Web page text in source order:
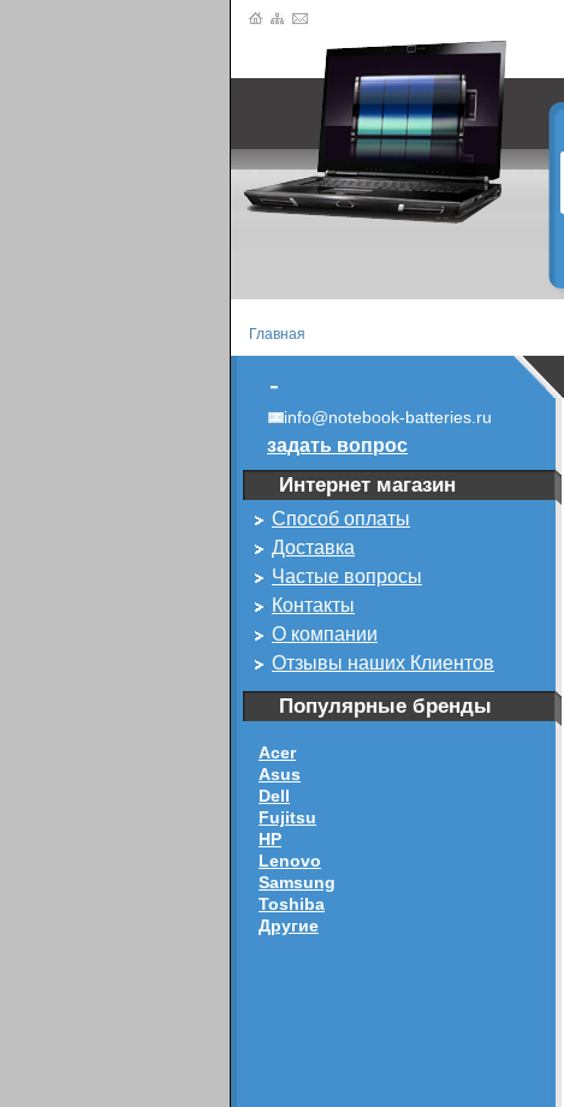
Главная
-
info@notebook-batteries.ru
задать вопрос
Интернет магазин
Способ оплаты
Доставка
Частые вопросы
Контакты
О компании
Отзывы наших Клиентов
Популярные бренды
Acer
Asus
Dell
Fujitsu
HP
Lenovo
Samsung
Toshiba
Другие